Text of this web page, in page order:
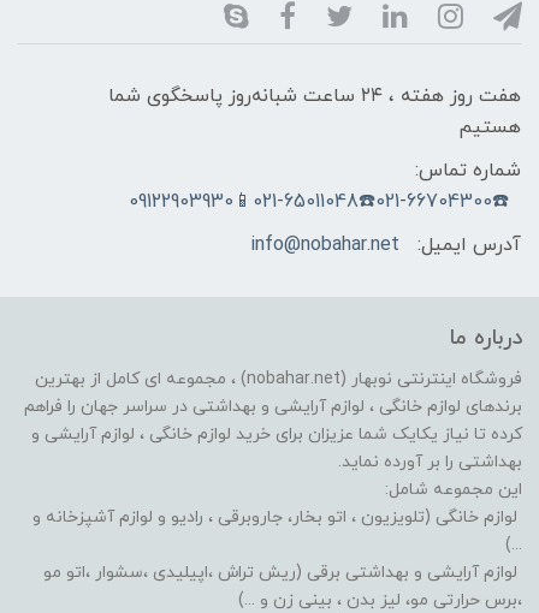
هفت روز هفته ، ۲۴ ساعت شبانه‌روز پاسخگوی شما
هستیم
شماره تماس:
☎️021-66704300☎️021-65011048📱09122903930
آدرس ایمیل:
info@nobahar.net
درباره ما
فروشگاه اینترنتی نوبهار (nobahar.net) ، مجموعه ای کامل از بهترین
برندهای لوازم خانگی ، لوازم آرایشی و بهداشتی در سراسر جهان را فراهم
کرده تا نیاز یکایک شما عزیزان برای خرید لوازم خانگی ، لوازم آرایشی و
بهداشتی را بر آورده نماید.
این مجموعه شامل:
لوازم خانگی (تلویزیون ، اتو بخار، جاروبرقی ، رادیو و لوازم آشپزخانه و
...)
لوازم آرایشی و بهداشتی برقی (ریش تراش ،اپیلیدی ،سشوار ،اتو مو
،برس حرارتی مو، لیز بدن ، بینی زن و ...)